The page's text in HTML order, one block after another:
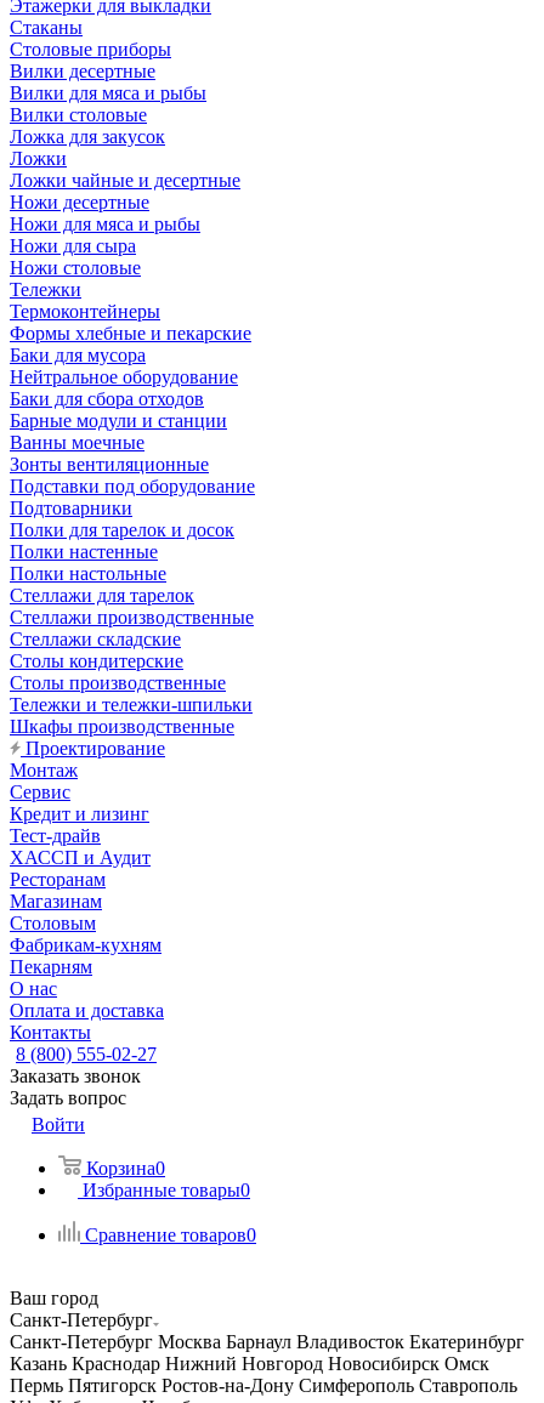
Этажерки для выкладки
Стаканы
Столовые приборы
Вилки десертные
Вилки для мяса и рыбы
Вилки столовые
Ложка для закусок
Ложки
Ложки чайные и десертные
Ножи десертные
Ножи для мяса и рыбы
Ножи для сыра
Ножи столовые
Тележки
Термоконтейнеры
Формы хлебные и пекарские
Баки для мусора
Нейтральное оборудование
Баки для сбора отходов
Барные модули и станции
Ванны моечные
Зонты вентиляционные
Подставки под оборудование
Подтоварники
Полки для тарелок и досок
Полки настенные
Полки настольные
Стеллажи для тарелок
Стеллажи производственные
Стеллажи складские
Столы кондитерские
Столы производственные
Тележки и тележки-шпильки
Шкафы производственные
Проектирование
Монтаж
Сервис
Кредит и лизинг
Тест-драйв
ХАССП и Аудит
Ресторанам
Магазинам
Столовым
Фабрикам-кухням
Пекарням
О нас
Оплата и доставка
Контакты
8 (800) 555-02-27
Заказать звонок
Задать вопрос
Войти
Корзина0
Избранные товары0
Сравнение товаров0
Ваш город
Санкт-Петербург
Санкт-Петербург Москва Барнаул Владивосток Екатеринбург
Казань Краснодар Нижний Новгород Новосибирск Омск
Пермь Пятигорск Ростов-на-Дону Симферополь Ставрополь